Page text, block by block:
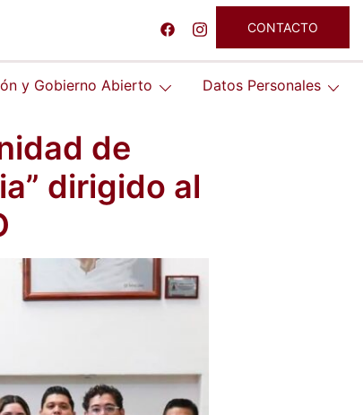
CONTACTO
y Gobierno Abierto Datos Personales
de
dirigido al